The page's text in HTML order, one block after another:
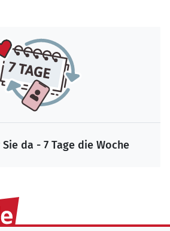
da - 7 Tage die Woche